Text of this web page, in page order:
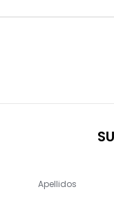
Apellidos